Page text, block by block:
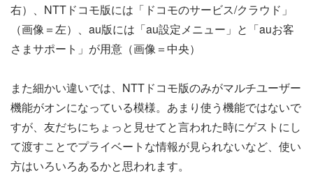
右）、NTTドコモ版には「ドコモのサービス/クラウド」
（画像＝左）、au版には「au設定メニュー」と「auお客
さまサポート」が用意（画像＝中央）
また細かい違いでは、NTTドコモ版のみがマルチユーザー
機能がオンになっている模様。あまり使う機能ではないで
すが、友だちにちょっと見せてと言われた時にゲストにし
て渡すことでプライベートな情報が見られないなど、使い
方はいろいろあるかと思われます。